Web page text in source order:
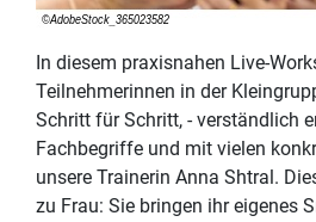
In diesem praxisnahen Live-
Teilnehmerinnen in der
Schritt für Schritt, - verständlich
Fachbegriffe und mit vielen
unsere Trainerin Anna Shtral.
zu Frau: Sie bringen ihr eigenes